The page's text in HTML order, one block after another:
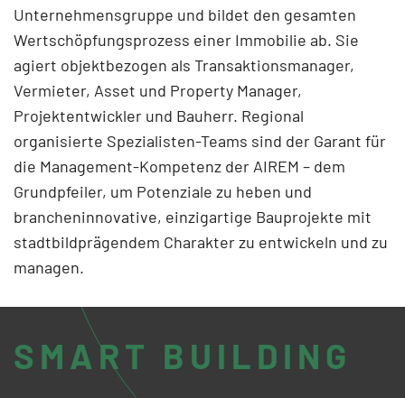
Unternehmensgruppe und bildet den gesamten
Wertschöpfungsprozess einer Immobilie ab. Sie
agiert objektbezogen als Transaktionsmanager,
Vermieter, Asset und Property Manager,
Projektentwickler und Bauherr. Regional
organisierte Spezialisten-Teams sind der Garant für
die Management-Kompetenz der AIREM – dem
Grundpfeiler, um Potenziale zu heben und
brancheninnovative, einzigartige Bauprojekte mit
stadtbildprägendem Charakter zu entwickeln und zu
managen.
SMART BUILDING